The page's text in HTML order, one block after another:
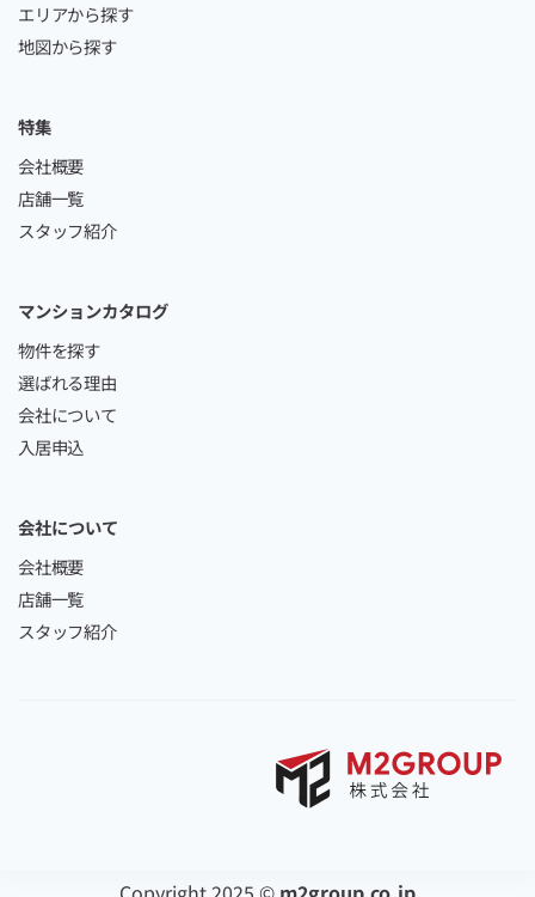
エリアから探す
地図から探す
特集
会社概要
店舗一覧
スタッフ紹介
マンションカタログ
物件を探す
選ばれる理由
会社について
入居申込
会社について
会社概要
店舗一覧
スタッフ紹介